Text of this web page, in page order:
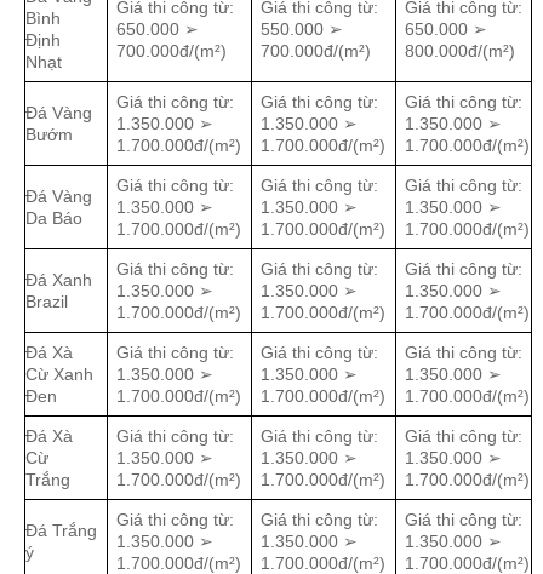
Bình
Định
Nhạt
Giá thi công từ:
650.000 ➢
700.000đ/(m²)
Giá thi công từ:
550.000 ➢
700.000đ/(m²)
Giá thi công từ:
650.000 ➢
800.000đ/(m²)
Đá Vàng
Bướm
Giá thi công từ:
1.350.000 ➢
1.700.000đ/(m²)
Giá thi công từ:
1.350.000 ➢
1.700.000đ/(m²)
Giá thi công từ:
1.350.000 ➢
1.700.000đ/(m²)
Đá Vàng
Da Báo
Giá thi công từ:
1.350.000 ➢
1.700.000đ/(m²)
Giá thi công từ:
1.350.000 ➢
1.700.000đ/(m²)
Giá thi công từ:
1.350.000 ➢
1.700.000đ/(m²)
Đá Xanh
Brazil
Giá thi công từ:
1.350.000 ➢
1.700.000đ/(m²)
Giá thi công từ:
1.350.000 ➢
1.700.000đ/(m²)
Giá thi công từ:
1.350.000 ➢
1.700.000đ/(m²)
Đá Xà
Cừ Xanh
Đen
Giá thi công từ:
1.350.000 ➢
1.700.000đ/(m²)
Giá thi công từ:
1.350.000 ➢
1.700.000đ/(m²)
Giá thi công từ:
1.350.000 ➢
1.700.000đ/(m²)
Đá Xà
Cừ
Trắng
Giá thi công từ:
1.350.000 ➢
1.700.000đ/(m²)
Giá thi công từ:
1.350.000 ➢
1.700.000đ/(m²)
Giá thi công từ:
1.350.000 ➢
1.700.000đ/(m²)
Đá Trắng
ý
Giá thi công từ:
1.350.000 ➢
1.700.000đ/(m²)
Giá thi công từ:
1.350.000 ➢
1.700.000đ/(m²)
Giá thi công từ:
1.350.000 ➢
1.700.000đ/(m²)